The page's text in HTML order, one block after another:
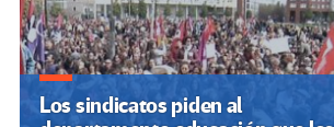
Los sindicatos piden al